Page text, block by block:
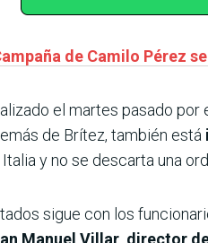
de Camilo Pérez
el martes pasado
de Brítez, también está
y no se descarta una
sigue con los
Manuel Villar, director